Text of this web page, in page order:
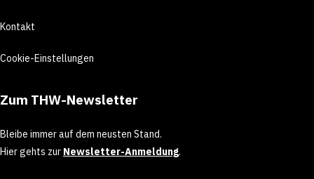
Kontakt
Cookie-Einstellungen
Zum THW-Newsletter
Bleibe immer auf dem neusten Stand.
Hier gehts zur Newsletter-Anmeldung.